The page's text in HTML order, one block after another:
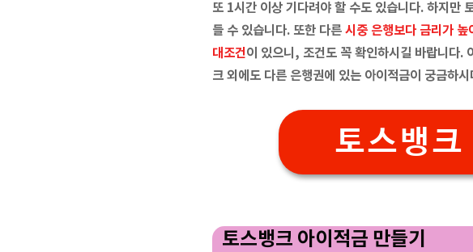
또 1시간 이상 기다려야 할 수도 있습니다. 하지만
들 수 있습니다. 또한 다른 시중 은행보다 금리가 높
대조건이 있으니, 조건도 꼭 확인하시길 바랍니다.
크 외에도 다른 은행권에 있는 아이적금이 궁금하
토스뱅
토스뱅크 아이적금 만들기